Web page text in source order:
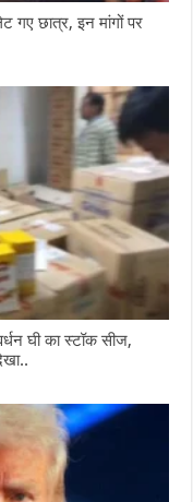
गए छात्र, इन मांगों पर
घी का स्टॉक सीज,